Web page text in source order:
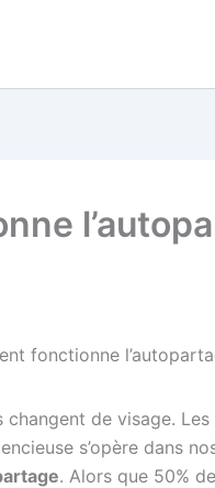
fonctionne
de visage.
s’opère dans
. Alors que 50%